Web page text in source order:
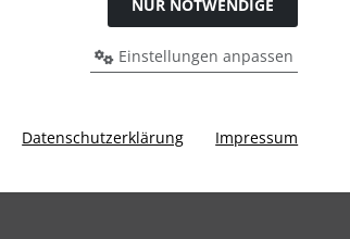
NUR NOTWENDIGE
Einstellungen anpassen
Datenschutzerklärung Impressum